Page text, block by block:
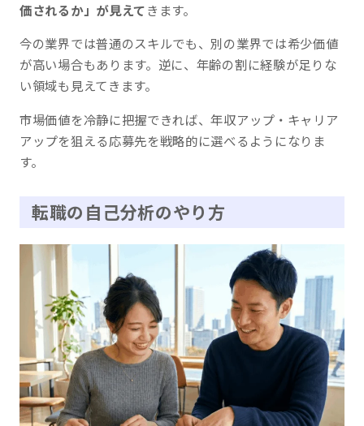
価されるか」が見えてきます。
今の業界では普通のスキルでも、別の業界では希少価値
が高い場合もあります。逆に、年齢の割に経験が足りな
い領域も見えてきます。
市場価値を冷静に把握できれば、年収アップ・キャリア
アップを狙える応募先を戦略的に選べるようになりま
す。
転職の自己分析のやり方